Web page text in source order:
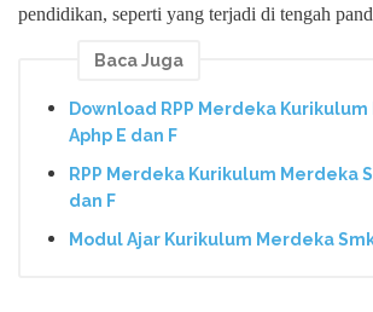
pendidikan, seperti yang terjadi di tengah
Baca Juga
Download RPP Merdeka
Aphp E dan F
RPP Merdeka Kurikulum Merdeka
dan F
Modul Ajar Kurikulum Merdeka